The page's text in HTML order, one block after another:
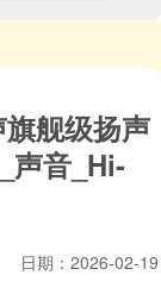
舰级扬声
声音_Hi-
日期：2026-02-19